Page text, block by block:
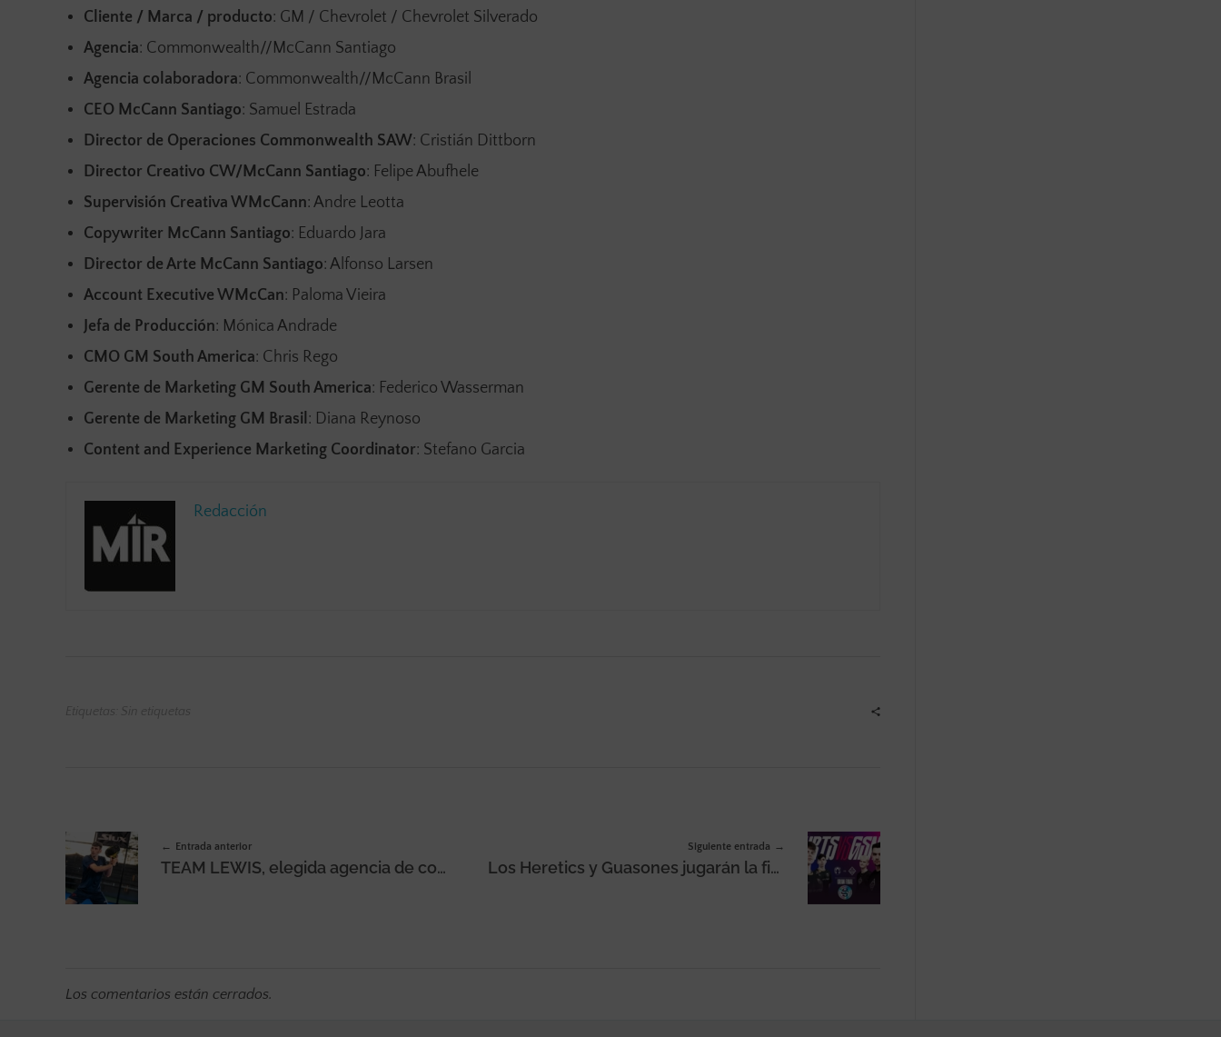
Cliente / Marca / producto: GM / Chevrolet / Chevrolet Silverado
Agencia: Commonwealth//McCann Santiago
Agencia colaboradora: Commonwealth//McCann Brasil
CEO McCann Santiago: Samuel Estrada
Director de Operaciones Commonwealth SAW: Cristián Dittborn
Director Creativo CW/McCann Santiago: Felipe Abufhele
Supervisión Creativa WMcCann: Andre Leotta
Copywriter McCann Santiago: Eduardo Jara
Director de Arte McCann Santiago: Alfonso Larsen
Account Executive WMcCan: Paloma Vieira
Jefa de Producción: Mónica Andrade
CMO GM South America: Chris Rego
Gerente de Marketing GM South America: Federico Wasserman
Gerente de Marketing GM Brasil : Diana Reynoso
Content and Experience Marketing Coordinator: Stefano Garcia
Redacción
Etiquetas: Sin etiquetas
Entrada anterior
TEAM LEWIS, elegida agencia de comunicación integrada de Siux en España
Siguiente entrada
Los Heretics y Guasones jugarán la final del split de primavera de la Superliga de LoL 2024
Los comentarios están cerrados.